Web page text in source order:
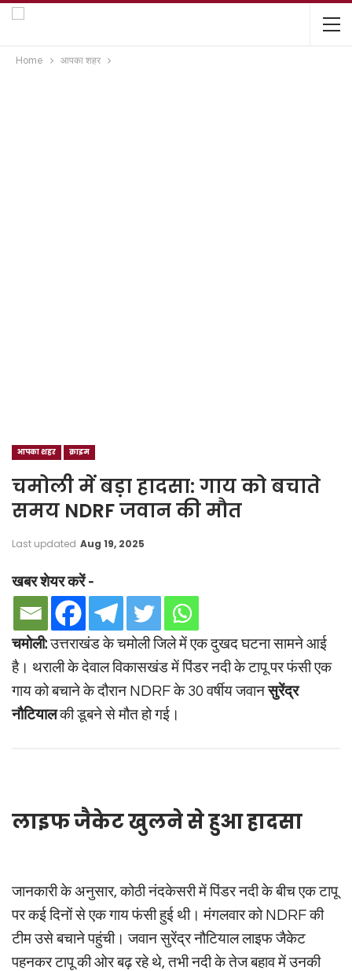
Home आपका शहर
आपका शहर क्राइम
चमोली में बड़ा हादसा: गाय को बचाते
समय NDRF जवान की मौत
Last updated Aug 19, 2025
खबर शेयर करें -
चमोली:उत्तराखंड के चमोली जिले में एक दुखद घटना सामने आई
है। थराली के देवाल विकासखंड में पिंडर नदी के टापू पर फंसी एक
गाय को बचाने के दौरान NDRF के 30 वर्षीय जवानसुरेंद्र
नौटियालकी डूबने से मौत हो गई।
लाइफ जैकेट खुलने से हुआ हादसा
जानकारी के अनुसार, कोठी नंदकेसरी में पिंडर नदी के बीच एक टापू
पर कई दिनों से एक गाय फंसी हुई थी। मंगलवार को NDRF की
टीम उसे बचाने पहुंची। जवान सुरेंद्र नौटियाल लाइफ जैकेट
पहनकर टापू की ओर बढ़ रहे थे, तभी नदी के तेज बहाव में उनकी